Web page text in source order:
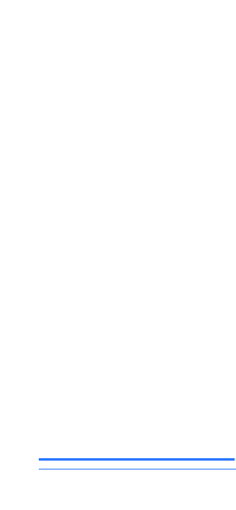
Inform-71.ru